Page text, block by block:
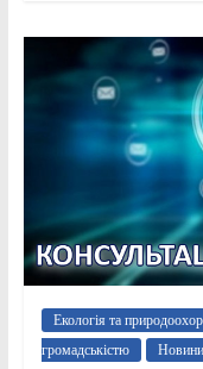
Екологія та
громадськістю
Новини